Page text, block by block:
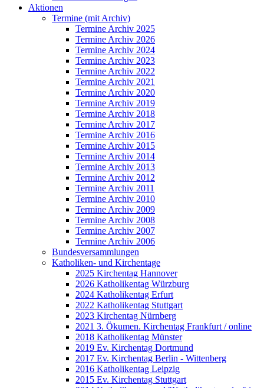
Aktionen
Termine (mit Archiv)
Termine Archiv 2025
Termine Archiv 2026
Termine Archiv 2024
Termine Archiv 2023
Termine Archiv 2022
Termine Archiv 2021
Termine Archiv 2020
Termine Archiv 2019
Termine Archiv 2018
Termine Archiv 2017
Termine Archiv 2016
Termine Archiv 2015
Termine Archiv 2014
Termine Archiv 2013
Termine Archiv 2012
Termine Archiv 2011
Termine Archiv 2010
Termine Archiv 2009
Termine Archiv 2008
Termine Archiv 2007
Termine Archiv 2006
Bundesversammlungen
Katholiken- und Kirchentage
2025 Kirchentag Hannover
2026 Katholikentag Würzburg
2024 Katholikentag Erfurt
2022 Katholikentag Stuttgart
2023 Kirchentag Nürnberg
2021 3. Ökumen. Kirchentag Frankfurt / online
2018 Katholikentag Münster
2019 Ev. Kirchentag Dortmund
2017 Ev. Kirchentag Berlin - Wittenberg
2016 Katholikentag Leipzig
2015 Ev. Kirchentag Stuttgart